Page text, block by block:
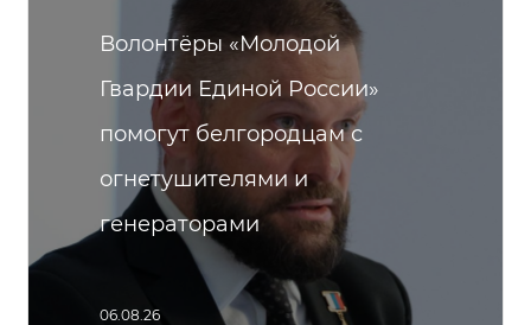
Волонтёры «Молодой
Гвардии Единой России»
помогут белгородцам с
огнетушителями и
генераторами
06.08.26